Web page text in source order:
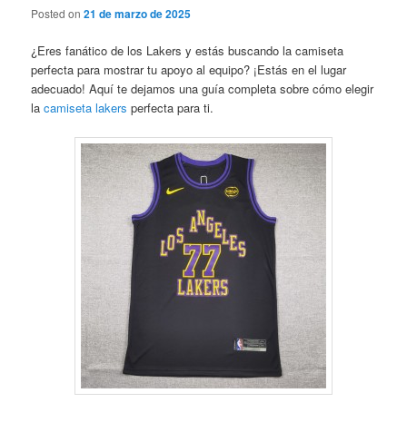
Posted on21 de marzo de 2025
¿Eres fanático de los Lakers y estás buscando la camiseta
perfecta para mostrar tu apoyo al equipo? ¡Estás en el lugar
adecuado! Aquí te dejamos una guía completa sobre cómo elegir
lacamiseta lakers perfecta para ti.